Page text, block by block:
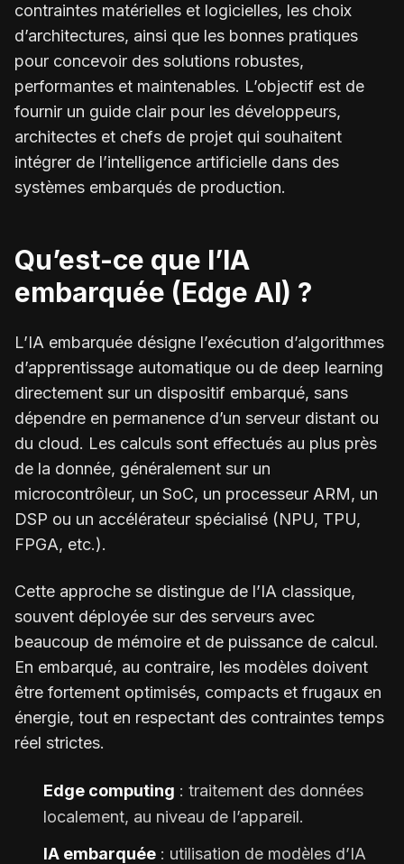
contraintes matérielles et logicielles, les choix
d’architectures, ainsi que les bonnes pratiques
pour concevoir des solutions robustes,
performantes et maintenables. L’objectif est de
fournir un guide clair pour les développeurs,
architectes et chefs de projet qui souhaitent
intégrer de l’intelligence artificielle dans des
systèmes embarqués de production.
Qu’est-ce que l’IA
embarquée (Edge AI) ?
L’IA embarquée désigne l’exécution d’algorithmes
d’apprentissage automatique ou de deep learning
directement sur un dispositif embarqué, sans
dépendre en permanence d’un serveur distant ou
du cloud. Les calculs sont effectués au plus près
de la donnée, généralement sur un
microcontrôleur, un SoC, un processeur ARM, un
DSP ou un accélérateur spécialisé (NPU, TPU,
FPGA, etc.).
Cette approche se distingue de l’IA classique,
souvent déployée sur des serveurs avec
beaucoup de mémoire et de puissance de calcul.
En embarqué, au contraire, les modèles doivent
être fortement optimisés, compacts et frugaux en
énergie, tout en respectant des contraintes temps
réel strictes.
Edge computing : traitement des données
localement, au niveau de l’appareil.
IA embarquée : utilisation de modèles d’IA